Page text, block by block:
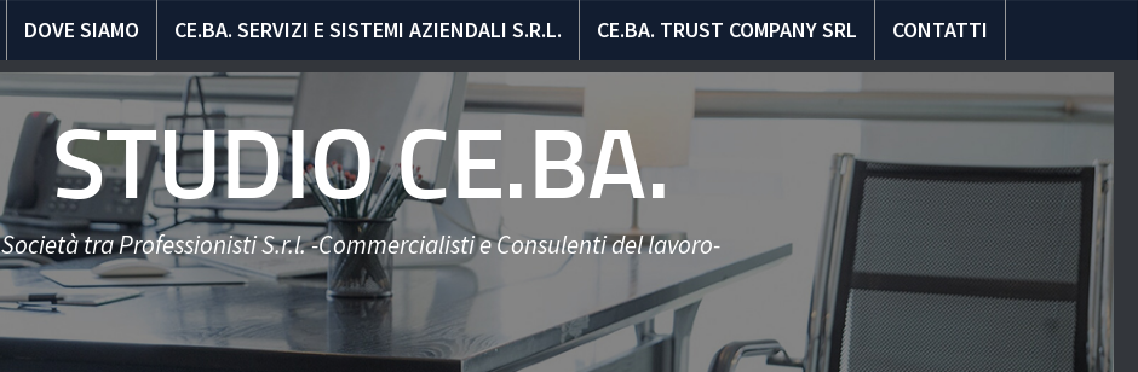
DOVE SIAMO CE.BA. SERVIZI E SISTEMI AZIENDALI S.R.L. CE.BA. TRUST COMPANY SRL CONTATTI
STUDIO CE.BA.
Società tra Professionisti S.r.l. -Commercialisti e Consulenti del lavoro-